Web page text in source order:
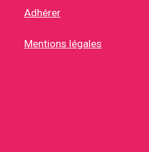
Adhérer
Mentions légales